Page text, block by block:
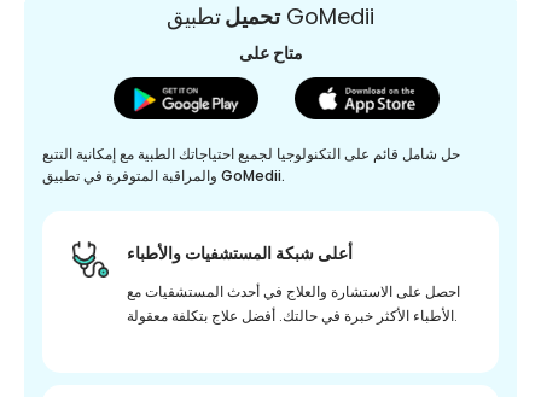
تحميلتطبيق GoMedii
متاح على
حل شامل قائم على التكنولوجيا لجميع احتياجاتك الطبية مع إمكانية التتبع
والمراقبة المتوفرة في تطبيق GoMedii.
أعلى شبكة المستشفيات والأطباء
احصل على الاستشارة والعلاج في أحدث المستشفيات مع
الأطباء الأكثر خبرة في حالتك. أفضل علاج بتكلفة معقولة.